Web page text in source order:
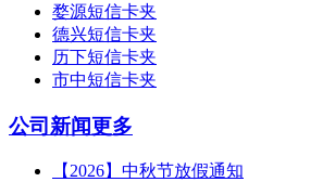
婺源短信卡夹
德兴短信卡夹
历下短信卡夹
市中短信卡夹
公司新闻更多
【2026】中秋节放假通知